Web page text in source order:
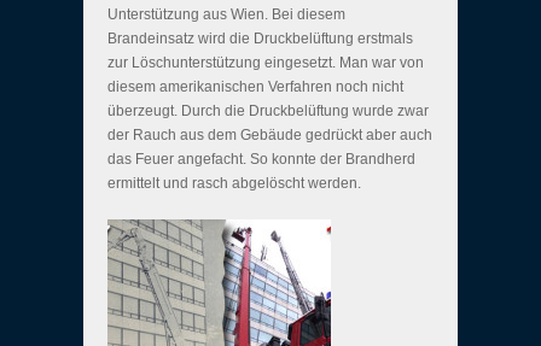
Unterstützung aus Wien. Bei diesem
Brandeinsatz wird die Druckbelüftung erstmals
zur Löschunterstützung eingesetzt. Man war von
diesem amerikanischen Verfahren noch nicht
überzeugt. Durch die Druckbelüftung wurde zwar
der Rauch aus dem Gebäude gedrückt aber auch
das Feuer angefacht. So konnte der Brandherd
ermittelt und rasch abgelöscht werden.